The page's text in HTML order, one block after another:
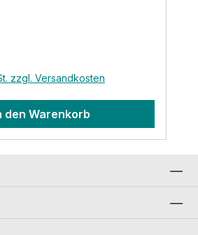
zzgl. Versandkosten
den Warenkorb